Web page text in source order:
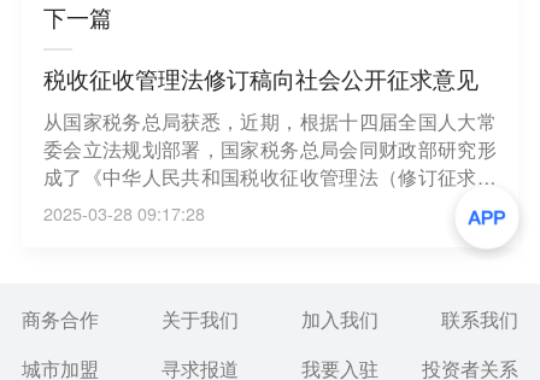
下一篇
税收征收管理法修订稿向社会公开征求意见
从国家税务总局获悉，近期，根据十四届全国人大常
委会立法规划部署，国家税务总局会同财政部研究形
成了《中华人民共和国税收征收管理法（修订征求意
见稿）》，于3月28日向社会公开征求意见。征求意
见稿进一步落实税收法定原则，巩固和拓展税收改革
成果，更好维护纳税人合法权益和引导税法遵从，为
公平的税收营商环境。（新华社）
2025-03-28 09:17:28
商务合作 关于我们 加入我们
联系我们
城市加盟
寻求报道 我要入驻 投资者关系